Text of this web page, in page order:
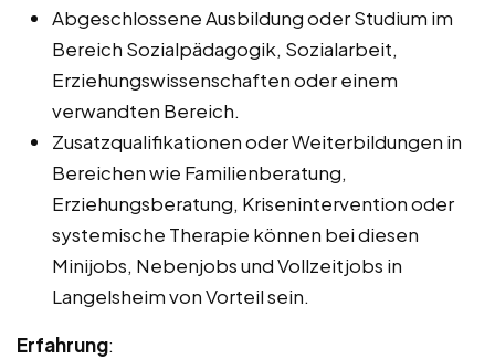
Abgeschlossene Ausbildung oder Studium im
Bereich Sozialpädagogik, Sozialarbeit,
Erziehungswissenschaften oder einem
verwandten Bereich.
Zusatzqualifikationen oder Weiterbildungen in
Bereichen wie Familienberatung,
Erziehungsberatung, Krisenintervention oder
systemische Therapie können bei diesen
Minijobs, Nebenjobs und Vollzeitjobs in
Langelsheim von Vorteil sein.
Erfahrung: